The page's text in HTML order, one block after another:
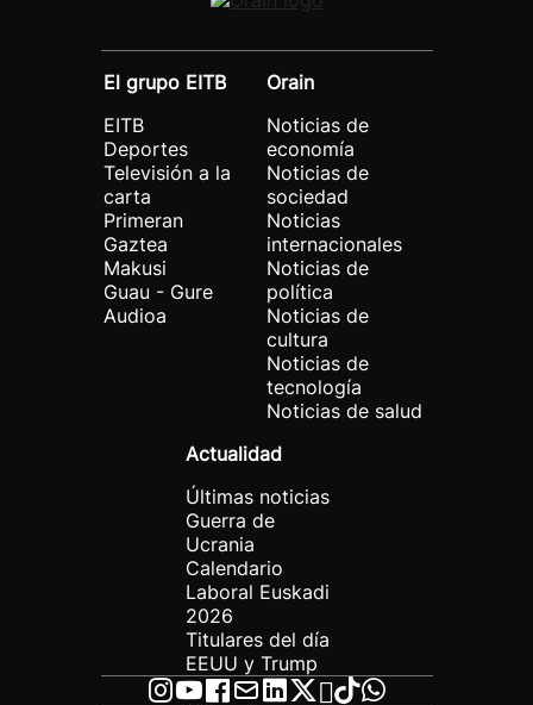
El grupo EITB
EITB
Deportes
Televisión a la
carta
Primeran
Gaztea
Makusi
Guau - Gure
Audioa
Orain
Noticias de
economía
Noticias de
sociedad
Noticias
internacionales
Noticias de
política
Noticias de
cultura
Noticias de
tecnología
Noticias de salud
Actualidad
Últimas noticias
Guerra de
Ucrania
Calendario
Laboral Euskadi
2026
Titulares del día
EEUU y Trump